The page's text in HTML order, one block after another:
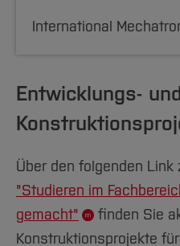
International
Entwicklungs-
Über den folgenden Link
"Studieren im
gemacht"
finden Sie
Konstruktionsprojekte